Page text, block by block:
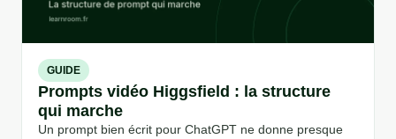
GUIDE
Prompts vidéo Higgsfield : la structure
qui marche
Un prompt bien écrit pour ChatGPT ne donne presque